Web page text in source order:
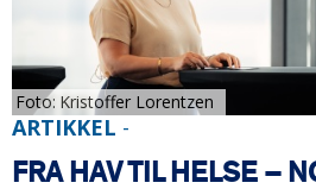
Foto Kristoffer Lorentzen
ARTIKKEL -
FRA HAV TIL HELSE –